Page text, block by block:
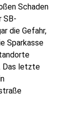
Schaden
SB-
die Gefahr,
Sparkasse
Das letzte